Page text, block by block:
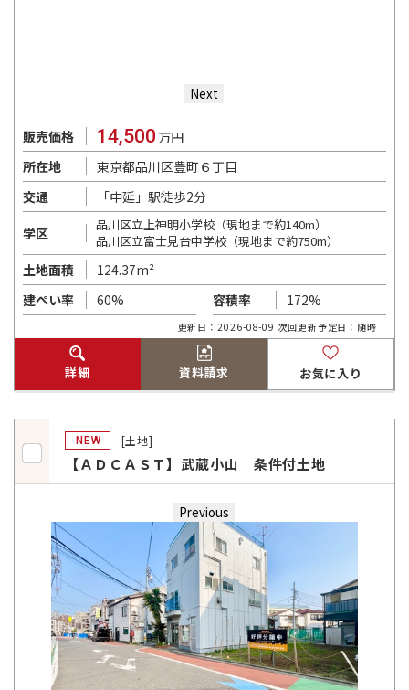
Next
販売価格 14,500 万円
所在地
東京都品川区豊町６丁目
交通
「中延」駅徒歩2分
学区
品川区立上神明小学校（現地まで約140m）
品川区立富士見台中学校（現地まで約750m）
土地面積
124.37m²
建ぺい率
60% 容積率 172%
更新日：2026-08-09 次回更新予定日：随時
詳細 資料請求 お気に入り
NEW [土地]
【ＡＤＣＡＳＴ】武蔵小山 条件付土地
Previous